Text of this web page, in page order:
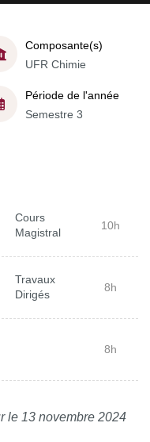
Composante(s)
UFR Chimie
Période de l'année
Semestre 3
Cours
Magistral
10h
Travaux
Dirigés
8h
8h
le 13 novembre 2024